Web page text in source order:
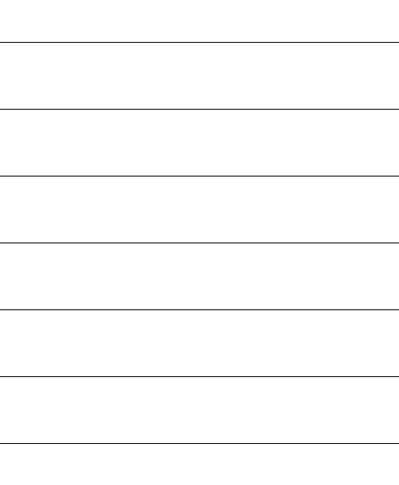
Ústecký kraj
Distrito de Lárnaca
Primorsko-goranska županija
Košický kraj
Ljubljana
Castilla y León
Ben Arous
Tartu maakond